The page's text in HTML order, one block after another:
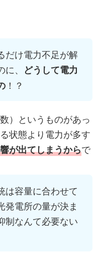
だけ電力不足が解
、
どうして電力
！？
）というものがあっ
状態より電力が多す
が出てしまうからで
は容量に合わせて
発電所の量が決ま
制なんて必要ない